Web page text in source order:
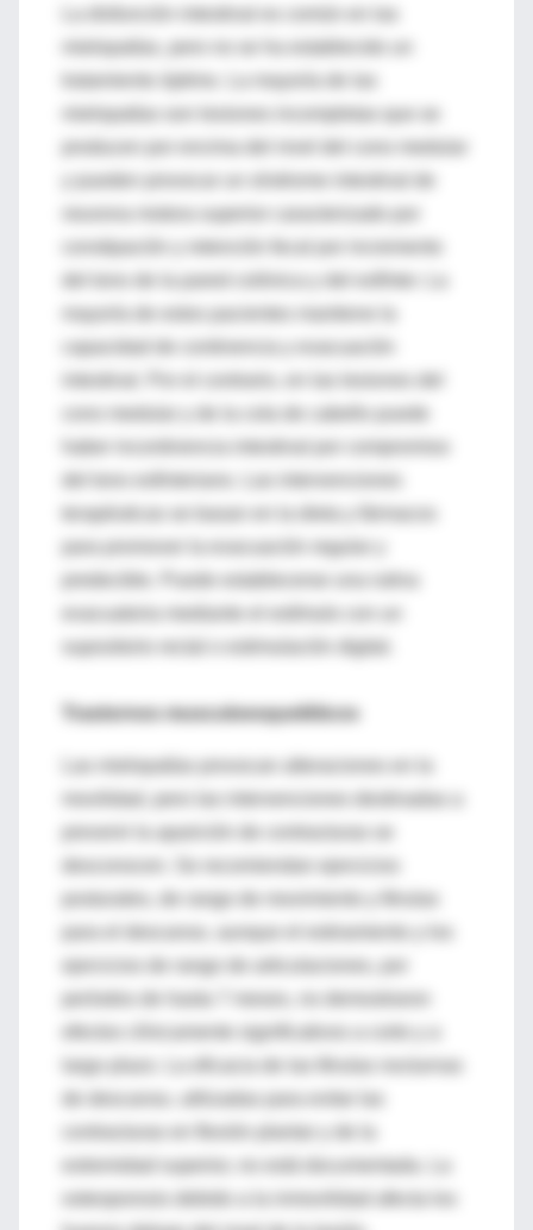
mielopatías, pero no se ha establecido un
tratamiento óptimo. La mayoría de las
mielopatías son lesiones incompletas que se
neurona motora superior caracterizado por
mayoría de estos pacientes mantiene la
capacidad de continencia y evacuación
terapéuticas se basan en la dieta y fármacos
para promover la evacuación regular y
supositorio rectal o estimulación digital.
Trastornos musculoesqueléticos
Las mielopatías provocan alteraciones en la
prevenir la aparición de contracturas se
posturales, de rango de movimiento y férulas
para el descanso, aunque el estiramiento y los
ejercicios de rango de articulaciones, por
efectos clínicamente significativos a corto y a
largo plazo. La eficacia de las férulas nocturnas
extremidad superior, no está documentada. La